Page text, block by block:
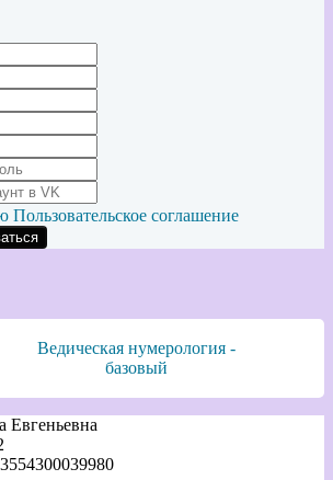
Пользовательское соглашение
Ведическая нумерология -
базовый